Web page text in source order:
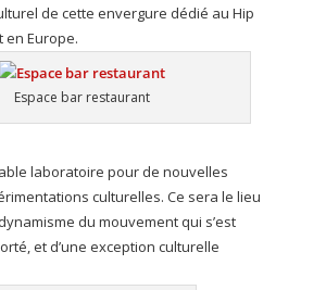
de cette envergure dédié au Hip
en Europe.
Espace bar restaurant
laboratoire pour de nouvelles
culturelles. Ce sera le lieu
du mouvement qui s’est
et d’une exception culturelle